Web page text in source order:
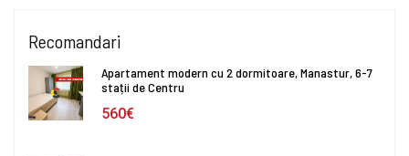
Recomandari
Apartament modern cu 2 dormitoare, Manastur, 6-7
stații de Centru
560€